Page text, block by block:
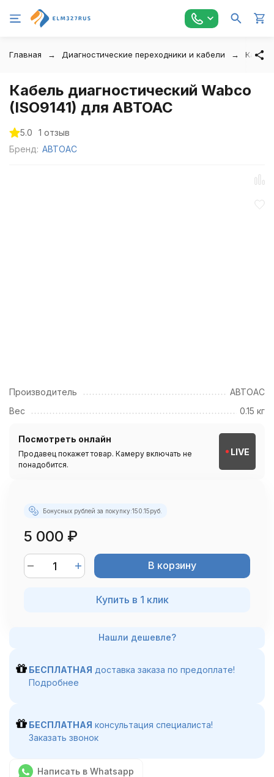
Главная Диагностические переходники и кабели
Кабель диагностический Wabco
(ISO9141) для АВТОАС
5.0
1 отзыв
Бренд: АВТОАС
Производитель
АВТОАС
Вес
0.15 кг
Посмотреть онлайн
Продавец покажет товар. Камеру включать не
понадобится.
LIVE
Бонусных рублей за покупку:150.15руб.
5 000 ₽
В корзину
Купить в 1 клик
БЕСПЛАТНАЯ доставка заказа по предоплате!
Подробнее
БЕСПЛАТНАЯ консультация специалиста!
Заказать звонок
Написать в Whatsapp